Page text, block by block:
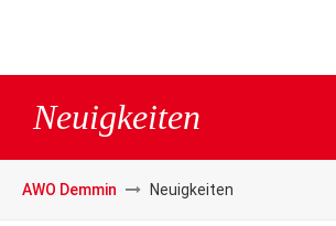
Neuigkeiten
AWO Demmin Neuigkeiten